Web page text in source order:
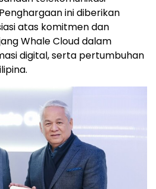
ini diberikan
atas komitmen dan
Whale Cloud dalam
digital, serta pertumbuhan